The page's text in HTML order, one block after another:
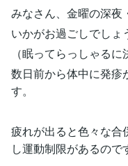
みなさん、金曜の深夜
いかがお過ごしでしょ
（眠ってらっしゃる
数日前から体中に発疹
す。
疲れが出ると色々な合
し運動制限があるの